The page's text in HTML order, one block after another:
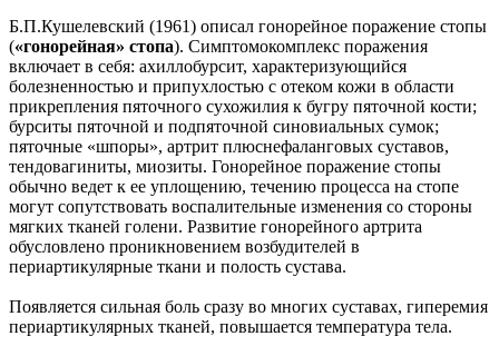
Б.П.Кушелевский (1961) описал гонорейное поражение стопы
(«гонорейная» стопа). Симптомокомплекс поражения
включает в себя: ахиллобурсит, характеризующийся
болезненностью и припухлостью с отеком кожи в области
прикрепления пяточного сухожилия к бугру пяточной кости;
бурситы пяточной и подпяточной синовиальных сумок;
пяточные «шпоры», артрит плюснефаланговых суставов,
тендовагиниты, миозиты. Гонорейное поражение стопы
обычно ведет к ее уплощению, течению процесса на стопе
могут сопутствовать воспалительные изменения со стороны
мягких тканей голени. Развитие гонорейного артрита
обусловлено проникновением возбудителей в
периартикулярные ткани и полость сустава.
Появляется сильная боль сразу во многих суставах, гиперемия
периартикулярных тканей, повышается температура тела.